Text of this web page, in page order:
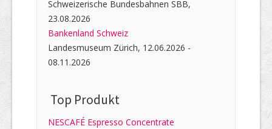
Schweizerische Bundesbahnen SBB,
23.08.2026
Bankenland Schweiz
Landesmuseum Zürich, 12.06.2026 -
08.11.2026
Top Produkt
NESCAFÉ Espresso Concentrate